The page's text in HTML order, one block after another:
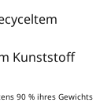
können
ohne
Kunststoff
90 % ihres Gewichts